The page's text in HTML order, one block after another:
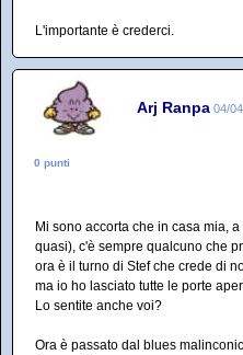
L'importante è crederci.
Arj Ranpa 04/
0 punti
Mi sono accorta che in casa mia,
quasi), c'è sempre qualcuno che
ora è il turno di Stef che crede di
ma io ho lasciato tutte le porte
Lo sentite anche voi?
Ora è passato dal blues